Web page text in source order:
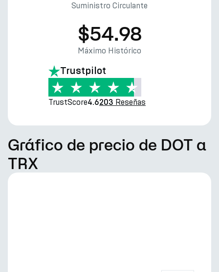
Suministro Circulante
$54.98
Máximo Histórico
Trustpilot
TrustScore4.6203 Reseñas
Gráfico de precio de DOT a
TRX